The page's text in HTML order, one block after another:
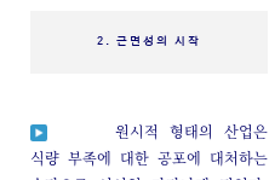
2. 근면성의 시작
원시적 형태의 산업은
식량 부족에 대한 공포에 대처하는